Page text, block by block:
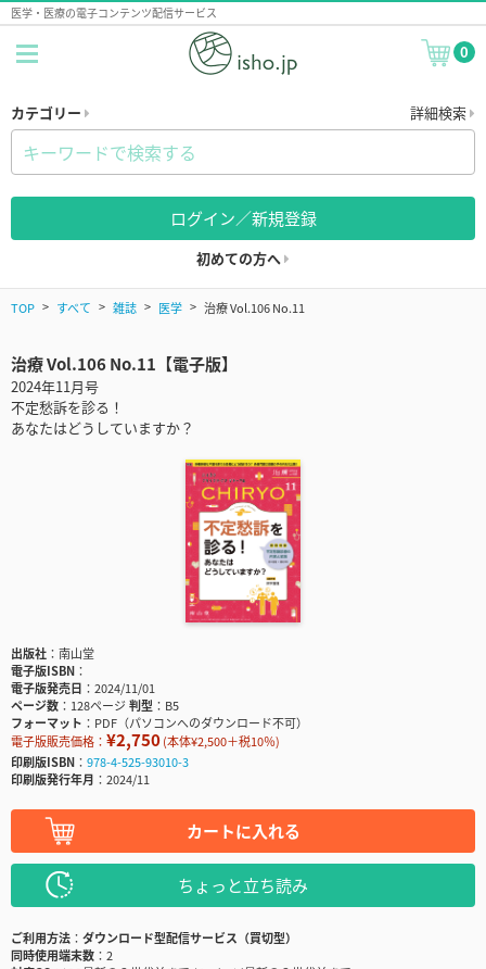
医学・医療の電子コンテンツ配信サービス
0
カテゴリー 詳細検索
ログイン／新規登録
初めての方へ
TOP すべて 雑誌 医学 治療 Vol.106 No.11
治療 Vol.106 No.11【電子版】
2024年11月号
不定愁訴を診る！
あなたはどうしていますか？
出版社
南山堂
電子版ISBN
電子版発売日
2024/11/01
ページ数
128ページ判型
B5
フォーマット
PDF（パソコンへのダウンロード不可）
電子版販売価格： ¥2,750(本体¥2,500＋税10％)
印刷版ISBN
978-4-525-93010-3
印刷版発行年月
2024/11
カートに入れる
ちょっと立ち読み
ご利用方法
ダウンロード型配信サービス（買切型）
同時使用端末数
2